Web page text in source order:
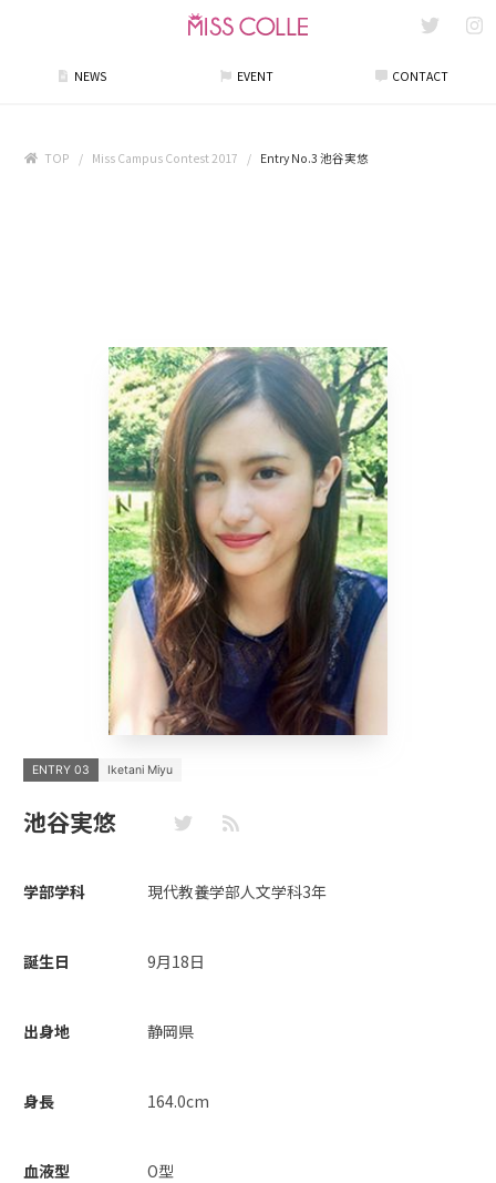
NEWS EVENT CONTACT
TOP Miss Campus Contest 2017 Entry No.3 池谷実悠
ENTRY 03 Iketani Miyu
池谷実悠
学部学科 現代教養学部人文学科3年
誕生日 9月18日
出身地 静岡県
身長 164.0cm
血液型 O型